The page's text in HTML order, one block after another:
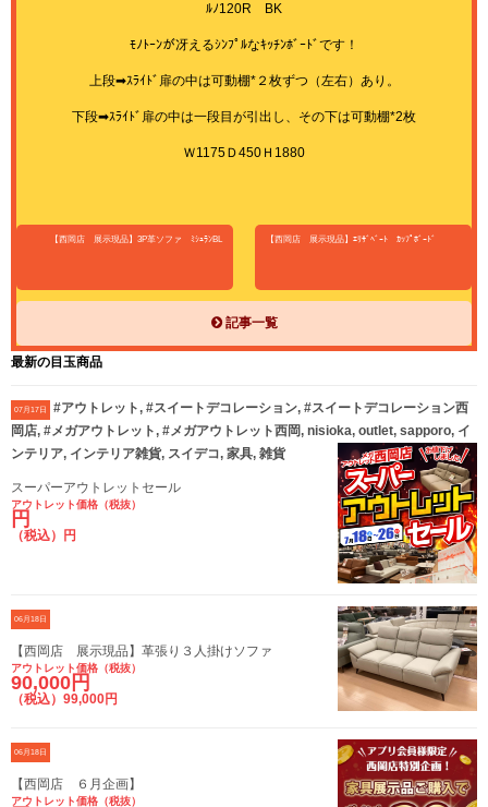
ﾙﾉ120R BK
ﾓﾉﾄｰﾝが冴えるｼﾝﾌﾟﾙなｷｯﾁﾝﾎﾞｰﾄﾞです！
上段➡ｽﾗｲﾄﾞ扉の中は可動棚*２枚ずつ（左右）あり。
下段➡ｽﾗｲﾄﾞ扉の中は一段目が引出し、その下は可動棚*2枚
Ｗ1175Ｄ450Ｈ1880
【西岡店 展示現品】3P革ソファ ﾐｼｭﾗﾝBL 【西岡店 展示現品】ｴﾘｻﾞﾍﾞｰﾄ ｶｯﾌﾟﾎﾞｰﾄﾞ
記事一覧
最新の目玉商品
07月17日
#アウトレット, #スイートデコレーション, #スイートデコレーション西
岡店, #メガアウトレット, #メガアウトレット西岡, nisioka, outlet, sapporo, イ
ンテリア, インテリア雑貨, スイデコ, 家具, 雑貨
スーパーアウトレットセール
アウトレット価格（税抜）
円
（税込）円
06月18日
【西岡店 展示現品】革張り３人掛けソファ
アウトレット価格（税抜）
90,000円
（税込）99,000円
06月18日
【西岡店 ６月企画】
アウトレット価格（税抜）